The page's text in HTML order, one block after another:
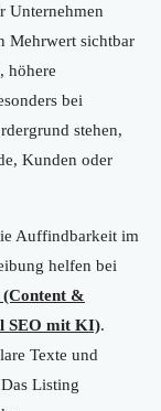
Unternehmen
Mehrwert sichtbar
höhere
bei
stehen,
Kunden oder
Auffindbarkeit im
helfen bei
&
SEO mit KI).
Texte und
Listing